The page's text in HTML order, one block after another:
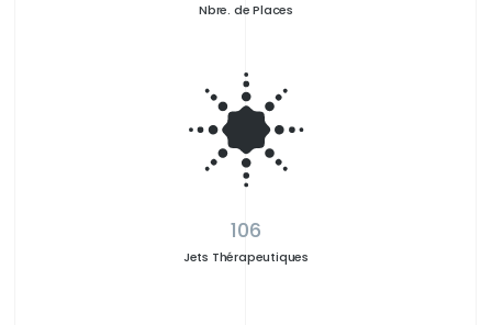
Nbre. de Places
106
Jets Thérapeutiques